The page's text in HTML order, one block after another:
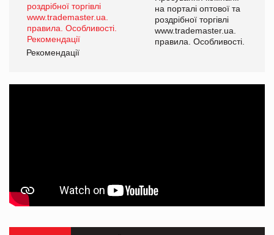
на порталі оптової та
роздрібної торгівлі
www.trademaster.ua.
правила. Особливості.
Рекомендації